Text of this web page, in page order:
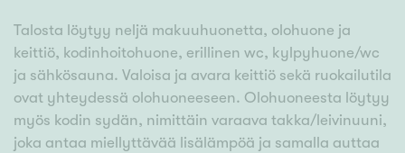
Talosta löytyy neljä makuuhuonetta, olohuone ja
keittiö, kodinhoitohuone, erillinen wc, kylpyhuone/wc
ja sähkösauna. Valoisa ja avara keittiö sekä ruokailutila
ovat yhteydessä olohuoneeseen. Olohuoneesta löytyy
myös kodin sydän, nimittäin varaava takka/leivinuuni,
joka antaa miellyttävää lisälämpöä ja samalla auttaa